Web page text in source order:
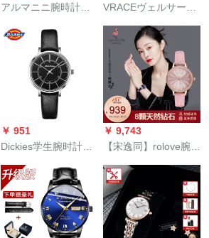
アルマニニ腕時計女
小緑表GIOIAシリズの
ファンプロプロの四
角形盤とカージラー
プ女子時計の古典的
なミニ緑時計ベルト
VRACEヴェルサーチ
MOTIVシリーズ入力
腕时计ファ§ンジ金属
クウォームムム女史
腕时计VLW 00620
￥ 951
Dickies学生腕时計フ
フフフフフフフフフ
ファンボルト腕时计
クウォークク腕时计
女性モデル160 F 60
￥ 9,743
【宋逸同】rolove腕時
ト2020年新品バーラ
柄女性腕時計計8つの
プリセット天然ダウ
ヤモト（ピンク）